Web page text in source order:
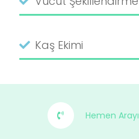
Kaş Ekimi
Hemen